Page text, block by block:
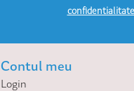
confidentialitate
Contul meu
Login